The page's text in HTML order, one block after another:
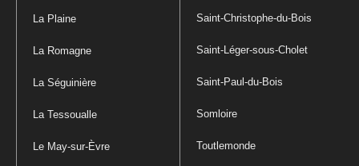
La Plaine
La Romagne
La Séguinière
La Tessoualle
Le May-sur-Èvre
Saint-Christophe-du-Bois
Saint-Léger-sous-Cholet
Saint-Paul-du-Bois
Somloire
Toutlemonde